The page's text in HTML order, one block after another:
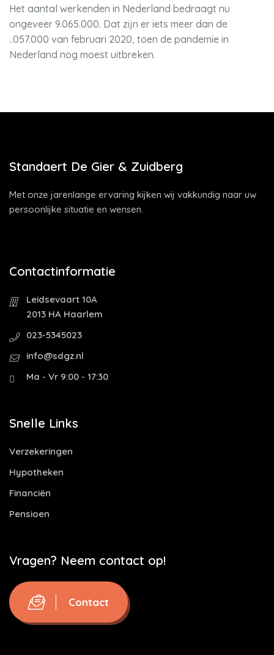
Het aantal werkenden in Nederland bedraagt nu
ongeveer 9.065.000. Dat zijn er iets meer dan de
..057.000 van februari 2020, toen de pandemie in
Nederland nog moest uitbreken.
Standaert De Gier & Zuidberg
Met onze jarenlange ervaring kijken wij vakkundig naar uw
persoonlijke situatie en wensen.
Contactinformatie
Leidsevaart 10A
2013 HA Haarlem
023-5345023
info@sdgz.nl
Ma - Vr 9:00 - 17:30
Snelle Links
Verzekeringen
Hypotheken
Financiën
Pensioen
Vragen? Neem contact op!
Contact